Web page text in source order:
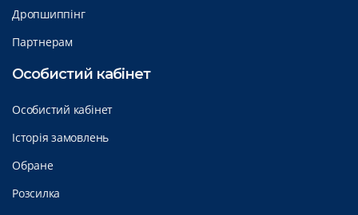
Дропшиппінг
Партнерам
Особистий кабінет
Особистий кабінет
Історія замовлень
Обране
Розсилка